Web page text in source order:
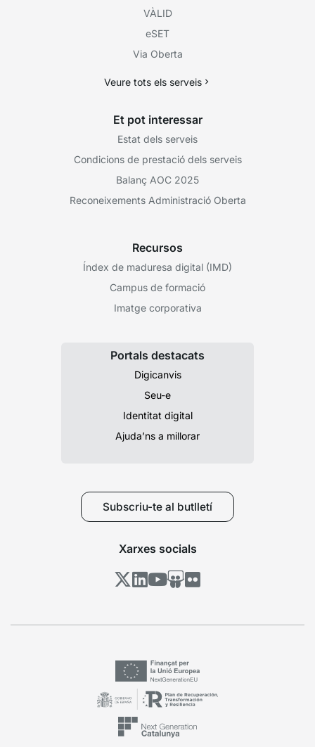
VÀLID
eSET
Via Oberta
Veure tots els serveis
Et pot interessar
Estat dels serveis
Condicions de prestació dels serveis
Balanç AOC 2025
Reconeixements Administració Oberta
Recursos
Índex de maduresa digital (IMD)
Campus de formació
Imatge corporativa
Portals destacats
Digicanvis
Seu-e
Identitat digital
Ajuda’ns a millorar
Subscriu-te al butlletí
Xarxes socials